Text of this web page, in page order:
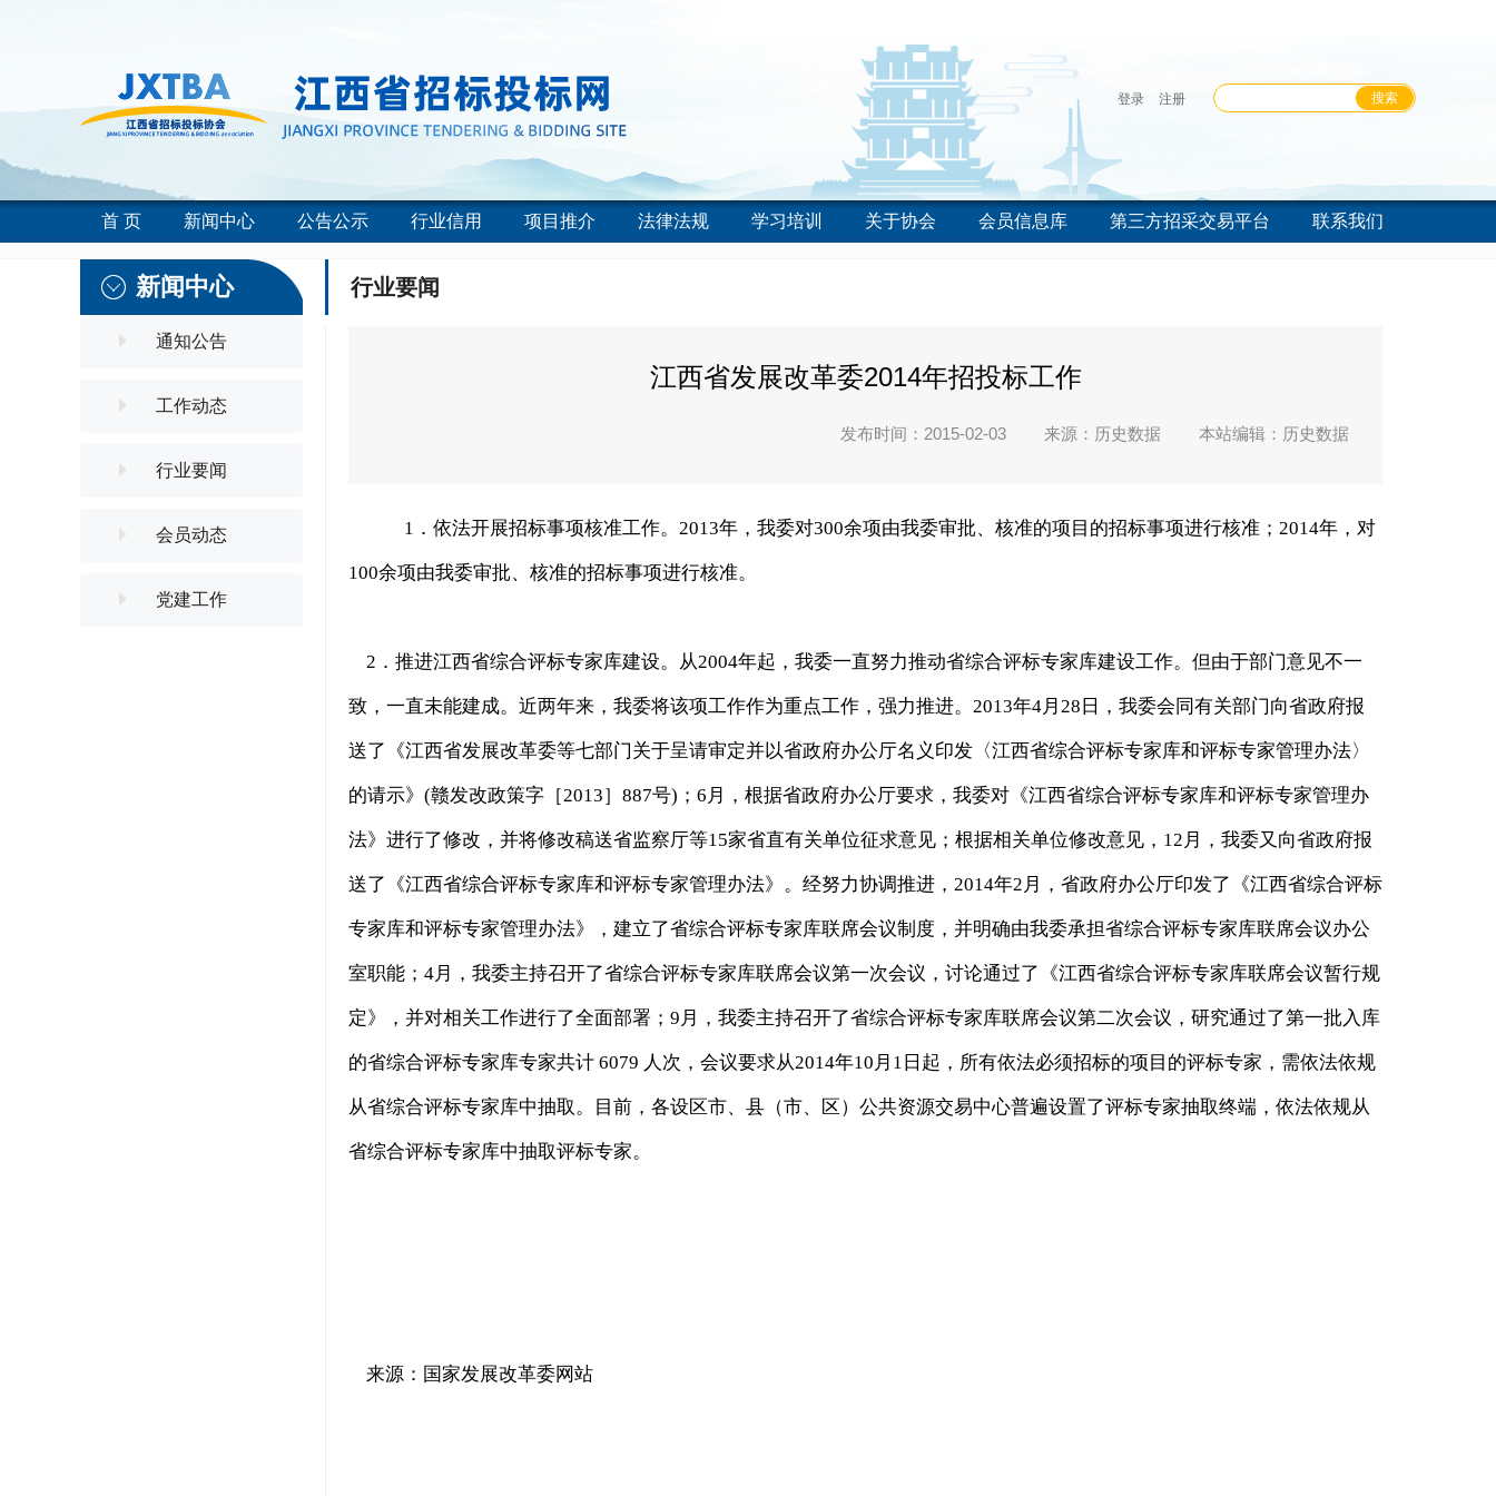
登录 注册
首 页 新闻中心 公告公示 行业信用 项目推介 法律法规 学习培训 关于协会 会员信息库 第三方招采交易平台 联系我们
新闻中心
通知公告
工作动态
行业要闻
会员动态
党建工作
行业要闻
江西省发展改革委2014年招投标工作
发布时间：2015-02-03 来源：历史数据 本站编辑：历史数据
1．依法开展招标事项核准工作。2013年，我委对300余项由我委审批、核准的项目的招标事项进行核准；2014年，对
100余项由我委审批、核准的招标事项进行核准。
2．推进江西省综合评标专家库建设。从2004年起，我委一直努力推动省综合评标专家库建设工作。但由于部门意见不一
致，一直未能建成。近两年来，我委将该项工作作为重点工作，强力推进。2013年4月28日，我委会同有关部门向省政府报
送了《江西省发展改革委等七部门关于呈请审定并以省政府办公厅名义印发〈江西省综合评标专家库和评标专家管理办法〉
的请示》(赣发改政策字［2013］887号)；6月，根据省政府办公厅要求，我委对《江西省综合评标专家库和评标专家管理办
法》进行了修改，并将修改稿送省监察厅等15家省直有关单位征求意见；根据相关单位修改意见，12月，我委又向省政府报
送了《江西省综合评标专家库和评标专家管理办法》。经努力协调推进，2014年2月，省政府办公厅印发了《江西省综合评标
专家库和评标专家管理办法》，建立了省综合评标专家库联席会议制度，并明确由我委承担省综合评标专家库联席会议办公
室职能；4月，我委主持召开了省综合评标专家库联席会议第一次会议，讨论通过了《江西省综合评标专家库联席会议暂行规
定》，并对相关工作进行了全面部署；9月，我委主持召开了省综合评标专家库联席会议第二次会议，研究通过了第一批入库
的省综合评标专家库专家共计 6079 人次，会议要求从2014年10月1日起，所有依法必须招标的项目的评标专家，需依法依规
从省综合评标专家库中抽取。目前，各设区市、县（市、区）公共资源交易中心普遍设置了评标专家抽取终端，依法依规从
省综合评标专家库中抽取评标专家。
来源：国家发展改革委网站